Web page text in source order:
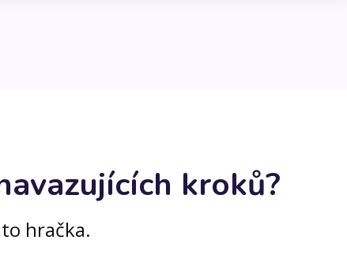
kroků?
hračka.